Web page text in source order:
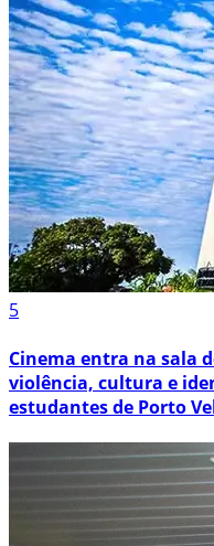
5
Cinema entra na sala
violência, cultura e
estudantes de Porto